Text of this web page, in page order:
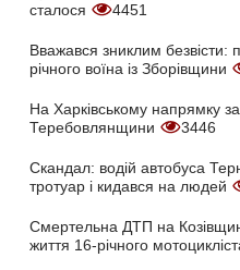
сталося
4451
Вважався зниклим безвісти:
річного воїна із Зборівщини
На Харківському напрямку
Теребовлянщини
3446
Скандал: водій автобуса
тротуар і кидався на людей
Смертельна ДТП на
життя 16-річного